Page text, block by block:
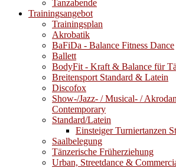
Tanzabende
Trainingsangebot
Trainingsplan
Akrobatik
BaFiDa - Balance Fitness Dance
Ballett
BodyFit - Kraft & Balance für
Breitensport Standard & Latein
Discofox
Show-/Jazz- / Musical- /
Contemporary
Standard/Latein
Einsteiger Turniertanzen
Saalbelegung
Tänzerische Früherziehung
Urban, Streetdance &